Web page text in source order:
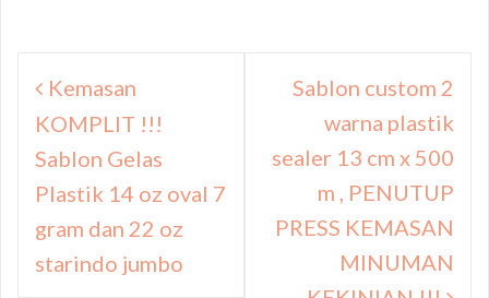
Navigasi
posKemasan
KOMPLIT !!!
Sablon Gelas
Plastik 14 oz oval 7
gram dan 22 oz
starindo jumbo
Sablon custom 2
warna plastik
sealer 13 cm x 500
m , PENUTUP
PRESS KEMASAN
MINUMAN